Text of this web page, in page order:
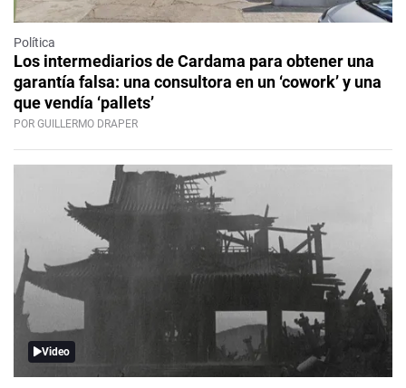
Política
Los intermediarios de Cardama para obtener una
garantía falsa: una consultora en un ‘cowork’ y una
que vendía ‘pallets’
POR GUILLERMO DRAPER
Video